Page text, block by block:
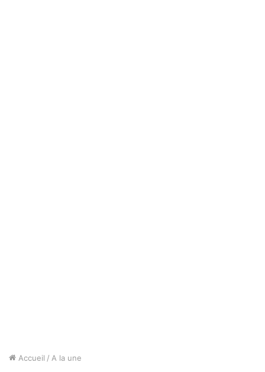
Accueil / A la une